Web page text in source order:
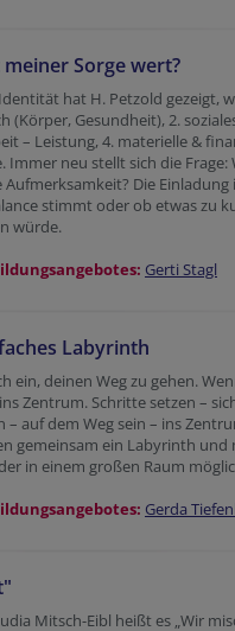
Sorge wert?
hat H. Petzold gezeigt,
(Körper, Gesundheit), 2.
– Leistung, 4. materielle &
Immer neu stellt sich die Frage:
Die
stimmt oder ob etwas zu
würde.
Gerti Stagl
Labyrinth
ein, deinen Weg zu gehen.
Zentrum. Schritte setzen –
– auf dem Weg sein – ins
gemeinsam ein Labyrinth und
in einem großen Raum
Gerda
Mitsch-Eibl heißt es „Wir